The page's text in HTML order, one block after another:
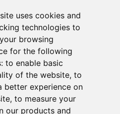
uses cookies and
technologies to
browsing
for the following
to enable basic
of the website, to
better experience on
, to measure your
our products and